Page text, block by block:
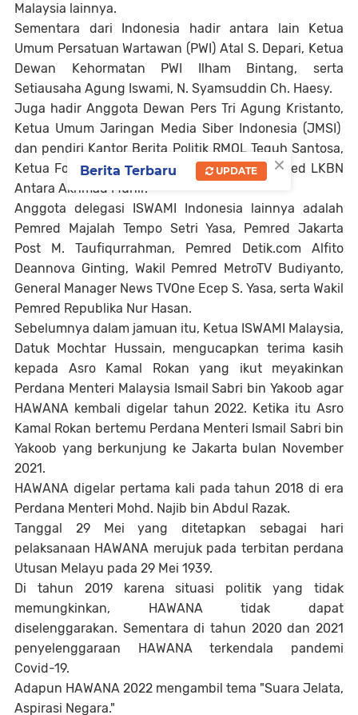
Malaysia lainnya.
Sementara dari Indonesia hadir antara lain Ketua
Umum Persatuan Wartawan (PWI) Atal S. Depari, Ketua
Dewan Kehormatan PWI Ilham Bintang, serta
Setiausaha Agung Iswami, N. Syamsuddin Ch. Haesy.
Juga hadir Anggota Dewan Pers Tri Agung Kristanto,
Ketua Umum Jaringan Media Siber Indonesia (JMSI)
dan pendiri Kantor Berita Politik RMOL Teguh Santosa,
Ketua Forum Pimred Arifin Asdhad, dan Pimred LKBN
Antara Akhmad Munir.
Anggota delegasi ISWAMI Indonesia lainnya adalah
Pemred Majalah Tempo Setri Yasa, Pemred Jakarta
Post M. Taufiqurrahman, Pemred Detik.com Alfito
Deannova Ginting, Wakil Pemred MetroTV Budiyanto,
General Manager News TVOne Ecep S. Yasa, serta Wakil
Pemred Republika Nur Hasan.
Sebelumnya dalam jamuan itu, Ketua ISWAMI Malaysia,
Datuk Mochtar Hussain, mengucapkan terima kasih
kepada Asro Kamal Rokan yang ikut meyakinkan
Perdana Menteri Malaysia Ismail Sabri bin Yakoob agar
HAWANA kembali digelar tahun 2022. Ketika itu Asro
Kamal Rokan bertemu Perdana Menteri Ismail Sabri bin
Yakoob yang berkunjung ke Jakarta bulan November
2021.
HAWANA digelar pertama kali pada tahun 2018 di era
Perdana Menteri Mohd. Najib bin Abdul Razak.
Tanggal 29 Mei yang ditetapkan sebagai hari
pelaksanaan HAWANA merujuk pada terbitan perdana
Utusan Melayu pada 29 Mei 1939.
Di tahun 2019 karena situasi politik yang tidak
memungkinkan, HAWANA tidak dapat
diselenggarakan. Sementara di tahun 2020 dan 2021
penyelenggaraan HAWANA terkendala pandemi
Covid-19.
Adapun HAWANA 2022 mengambil tema "Suara Jelata,
Aspirasi Negara."
×
Berita Terbaru UPDATE